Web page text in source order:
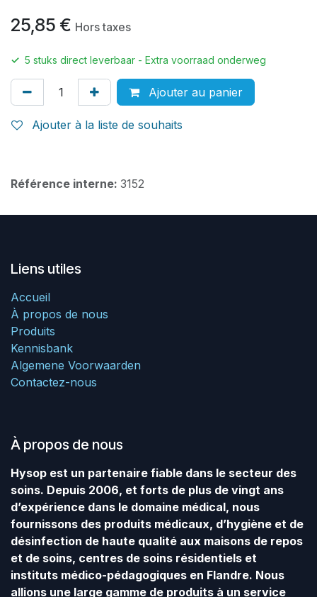
25,85 € Hors taxes
✓ 5 stuks direct leverbaar - Extra voorraad onderweg
Ajouter au panier
Ajouter à la liste de souhaits
Référence interne: 3152
Liens utiles
Accueil
À propos de nous
Produits
Kennisbank
Algemene Voorwaarden
Contactez-nous
À propos de nous
Hysop est un partenaire fiable dans le secteur des
soins. Depuis 2006, et forts de plus de vingt ans
d’expérience dans le domaine médical, nous
fournissons des produits médicaux, d’hygiène et de
désinfection de haute qualité aux maisons de repos
et de soins, centres de soins résidentiels et
instituts médico-pédagogiques en Flandre. Nous
allions une large gamme de produits à un service